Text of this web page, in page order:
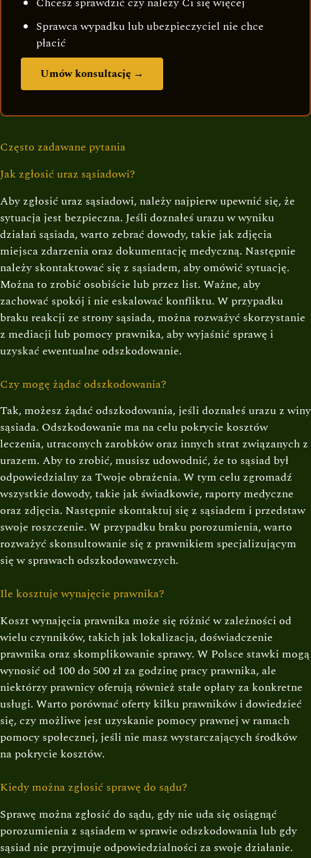
Sprawca wypadku lub ubezpieczyciel nie chce
płacić
Umów konsultację →
Często zadawane pytania
Jak zgłosić uraz sąsiadowi?
Aby zgłosić uraz sąsiadowi, należy najpierw upewnić się, że
sytuacja jest bezpieczna. Jeśli doznałeś urazu w wyniku
działań sąsiada, warto zebrać dowody, takie jak zdjęcia
miejsca zdarzenia oraz dokumentację medyczną. Następnie
należy skontaktować się z sąsiadem, aby omówić sytuację.
Można to zrobić osobiście lub przez list. Ważne, aby
zachować spokój i nie eskalować konfliktu. W przypadku
braku reakcji ze strony sąsiada, można rozważyć skorzystanie
z mediacji lub pomocy prawnika, aby wyjaśnić sprawę i
uzyskać ewentualne odszkodowanie.
Czy mogę żądać odszkodowania?
Tak, możesz żądać odszkodowania, jeśli doznałeś urazu z winy
sąsiada. Odszkodowanie ma na celu pokrycie kosztów
leczenia, utraconych zarobków oraz innych strat związanych z
urazem. Aby to zrobić, musisz udowodnić, że to sąsiad był
odpowiedzialny za Twoje obrażenia. W tym celu zgromadź
wszystkie dowody, takie jak świadkowie, raporty medyczne
oraz zdjęcia. Następnie skontaktuj się z sąsiadem i przedstaw
swoje roszczenie. W przypadku braku porozumienia, warto
rozważyć skonsultowanie się z prawnikiem specjalizującym
się w sprawach odszkodowawczych.
Ile kosztuje wynajęcie prawnika?
Koszt wynajęcia prawnika może się różnić w zależności od
wielu czynników, takich jak lokalizacja, doświadczenie
prawnika oraz skomplikowanie sprawy. W Polsce stawki mogą
wynosić od 100 do 500 zł za godzinę pracy prawnika, ale
niektórzy prawnicy oferują również stałe opłaty za konkretne
usługi. Warto porównać oferty kilku prawników i dowiedzieć
się, czy możliwe jest uzyskanie pomocy prawnej w ramach
pomocy społecznej, jeśli nie masz wystarczających środków
na pokrycie kosztów.
Kiedy można zgłosić sprawę do sądu?
Sprawę można zgłosić do sądu, gdy nie uda się osiągnąć
porozumienia z sąsiadem w sprawie odszkodowania lub gdy
sąsiad nie przyjmuje odpowiedzialności za swoje działanie.